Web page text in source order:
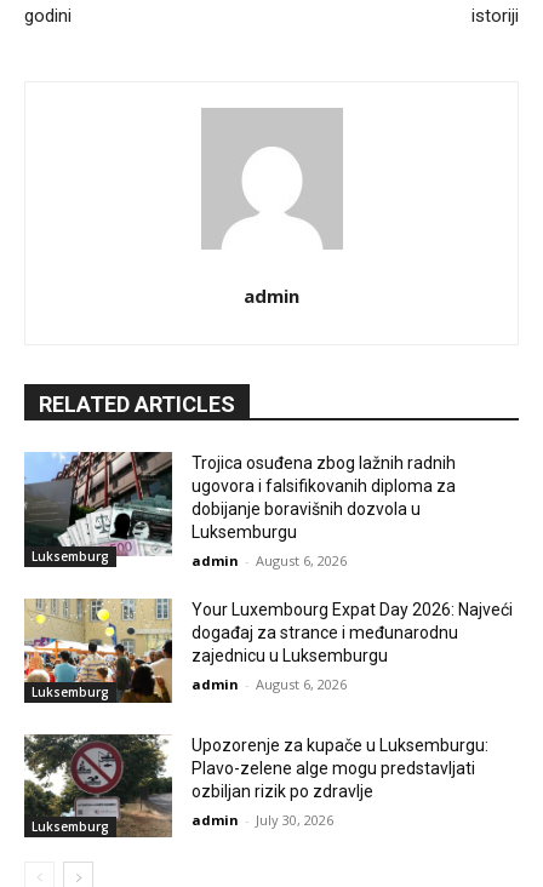
godini
istoriji
admin
RELATED ARTICLES
Luksemburg
Trojica osuđena zbog lažnih radnih
ugovora i falsifikovanih diploma za
dobijanje boravišnih dozvola u
Luksemburgu
admin - August 6, 2026
Luksemburg
Your Luxembourg Expat Day 2026: Najveći
događaj za strance i međunarodnu
zajednicu u Luksemburgu
admin - August 6, 2026
Luksemburg
Upozorenje za kupače u Luksemburgu:
Plavo-zelene alge mogu predstavljati
ozbiljan rizik po zdravlje
admin - July 30, 2026